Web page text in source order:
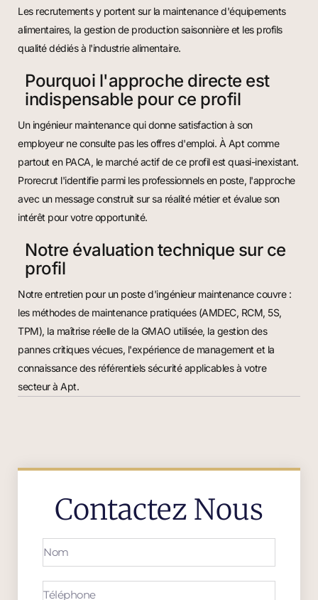
Les recrutements y portent sur la maintenance d'équipements
alimentaires, la gestion de production saisonnière et les profils
qualité dédiés à l'industrie alimentaire.
Pourquoi l'approche directe est
indispensable pour ce profil
Un ingénieur maintenance qui donne satisfaction à son
employeur ne consulte pas les offres d'emploi. À Apt comme
partout en PACA, le marché actif de ce profil est quasi-inexistant.
Prorecrut l'identifie parmi les professionnels en poste, l'approche
avec un message construit sur sa réalité métier et évalue son
intérêt pour votre opportunité.
Notre évaluation technique sur ce
profil
Notre entretien pour un poste d'ingénieur maintenance couvre :
les méthodes de maintenance pratiquées (AMDEC, RCM, 5S,
TPM), la maîtrise réelle de la GMAO utilisée, la gestion des
pannes critiques vécues, l'expérience de management et la
connaissance des référentiels sécurité applicables à votre
secteur à Apt.
Contactez Nous